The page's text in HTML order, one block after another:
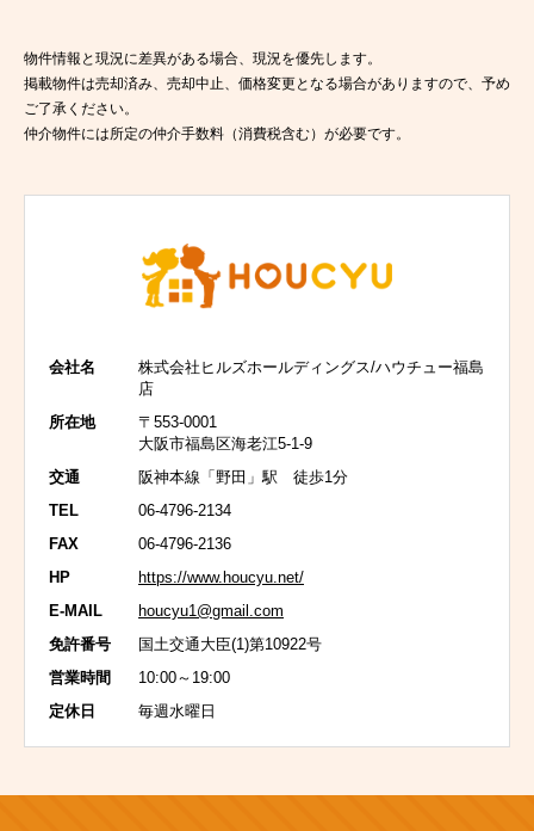
物件情報と現況に差異がある場合、現況を優先します。
掲載物件は売却済み、売却中止、価格変更となる場合がありますので、予め
ご了承ください。
仲介物件には所定の仲介手数料（消費税含む）が必要です。
会社名
株式会社ヒルズホールディングス/ハウチュー福島
店
所在地
〒553-0001
大阪市福島区海老江5-1-9
交通
阪神本線「野田」駅 徒歩1分
TEL
06-4796-2134
FAX
06-4796-2136
HP
https://www.houcyu.net/
E-MAIL
houcyu1@gmail.com
免許番号
国土交通大臣(1)第10922号
営業時間
10:00～19:00
定休日
毎週水曜日